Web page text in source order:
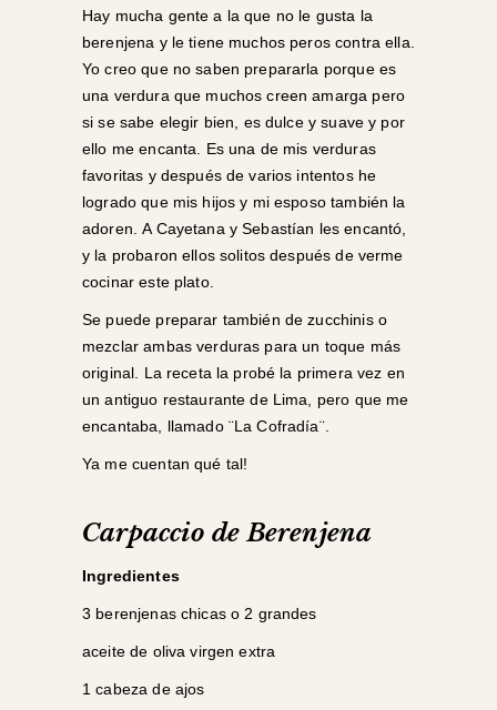
Hay mucha gente a la que no le gusta la
berenjena y le tiene muchos peros contra ella.
Yo creo que no saben prepararla porque es
una verdura que muchos creen amarga pero
si se sabe elegir bien, es dulce y suave y por
ello me encanta. Es una de mis verduras
favoritas y después de varios intentos he
logrado que mis hijos y mi esposo también la
adoren. A Cayetana y Sebastían les encantó,
y la probaron ellos solitos después de verme
cocinar este plato.
Se puede preparar también de zucchinis o
mezclar ambas verduras para un toque más
original. La receta la probé la primera vez en
un antiguo restaurante de Lima, pero que me
encantaba, llamado ¨La Cofradía¨.
Ya me cuentan qué tal!
Carpaccio de Berenjena
Ingredientes
3 berenjenas chicas o 2 grandes
aceite de oliva virgen extra
1 cabeza de ajos